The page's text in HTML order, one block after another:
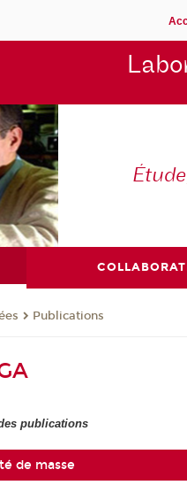
Publications
publications
de masse